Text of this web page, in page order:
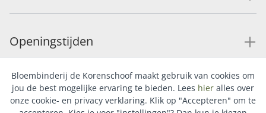
Openingstijden
Service
Bloembinderij de Korenschoof maakt gebruik van cookies om
jou de best mogelijke ervaring te bieden. Lees hier alles over
onze cookie- en privacy verklaring. Klik op "Accepteren" om te